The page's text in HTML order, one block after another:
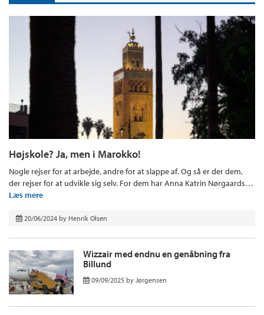
Højskole? Ja, men i Marokko!
Nogle rejser for at arbejde, andre for at slappe af. Og så er der dem,
der rejser for at udvikle sig selv. For dem har Anna Katrin Nørgaards…
Læs mere
20/06/2024 by Henrik Olsen
Wizzair med endnu en genåbning fra
Billund
09/09/2025 by Jørgensen